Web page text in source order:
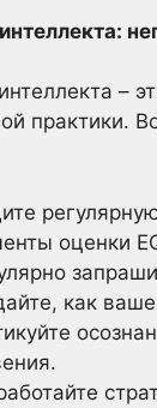
–
практики.
оценки
как